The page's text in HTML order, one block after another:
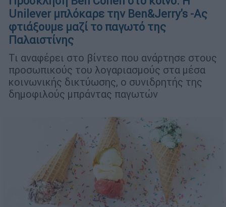
Unilever μπλόκαρε την Ben&Jerry's -Ας
φτιάξουμε μαζί το παγωτό της
Παλαιστίνης
Τι αναφέρει στο βίντεο που ανάρτησε στους
προσωπικούς του λογαριασμούς στα μέσα
κοινωνικής δικτύωσης, ο συνιδρητής της
δημοφιλούς μπράντας παγωτών